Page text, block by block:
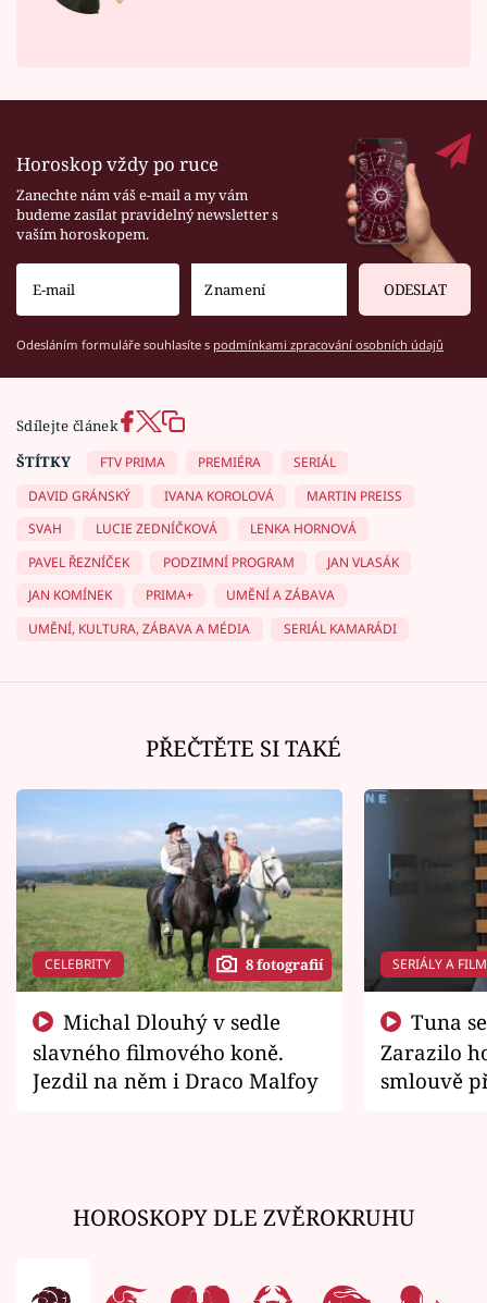
Horoskop vždy po ruce
Zanechte nám váš e-mail a my vám
budeme zasílat pravidelný newsletter s
vaším horoskopem.
ODESLAT
Odesláním formuláře souhlasíte s podmínkami zpracování osobních údajů
Sdílejte článek
ŠTÍTKY
FTV PRIMA PREMIÉRA
SERIÁL
DAVID GRÁNSKÝ
IVANA KOROLOVÁ
MARTIN PREISS
SVAH
LUCIE ZEDNÍČKOVÁ
LENKA HORNOVÁ
PAVEL ŘEZNÍČEK
PODZIMNÍ PROGRAM
JAN VLASÁK
JAN KOMÍNEK
PRIMA+
UMĚNÍ A ZÁBAVA
UMĚNÍ, KULTURA, ZÁBAVA A MÉDIA
SERIÁL KAMARÁDI
PŘEČTĚTE SI TAKÉ
CELEBRITY 8 fotografií
slavného filmového koně.
Jezdil na něm i Draco Malfoy
SERIÁLY A
Zarazilo
smlouvě
HOROSKOPY DLE ZVĚROKRUHU